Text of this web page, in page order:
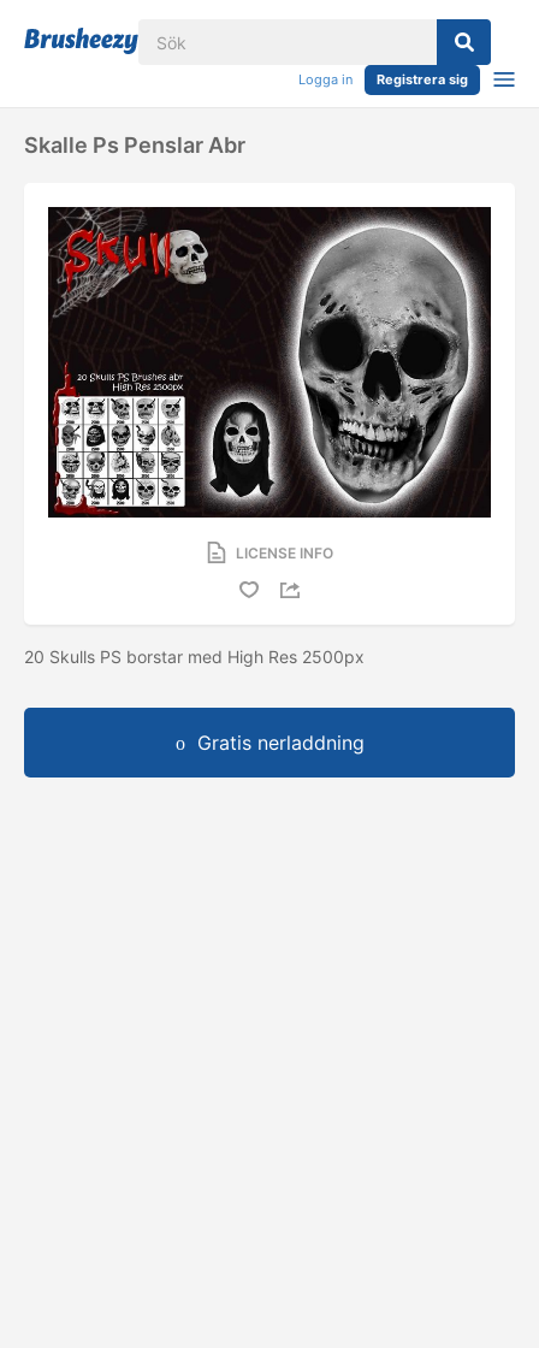
Logga in Registrera sig
Skalle Ps Penslar Abr
LICENSE INFO
20 Skulls PS borstar med High Res 2500px
Gratis nerladdning